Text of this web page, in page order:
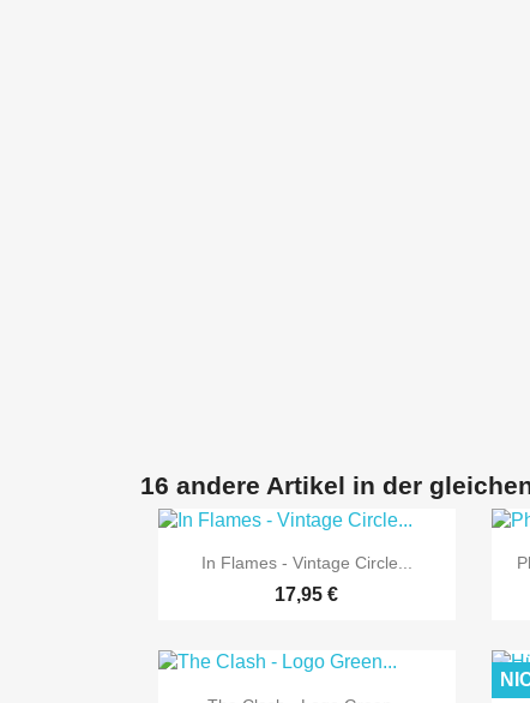
16 andere Artikel in der
 Vorschau
In Flames - Vintage Circle...
17,95 €